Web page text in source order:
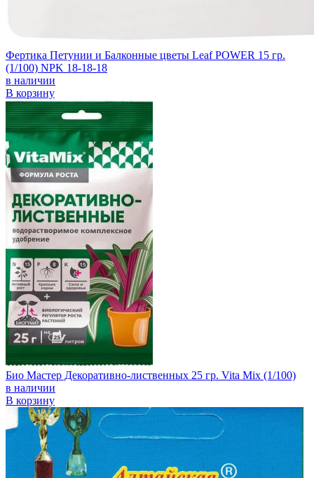
Фертика Петунии и Балконные цветы Leaf POWER 15 гр.
(1/100) NPK 18-18-18
в наличии
В корзину
Био Мастер Декоративно-лиственных 25 гр. Vita Mix (1/100)
в наличии
В корзину